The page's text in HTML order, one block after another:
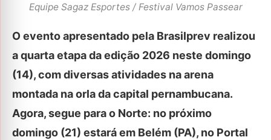
Equipe Sagaz Esportes / Festival Vamos Passear
O evento apresentado pela Brasilprev realizou
a quarta etapa da edição 2026 neste domingo
(14), com diversas atividades na arena
montada na orla da capital pernambucana.
Agora, segue para o Norte: no próximo
domingo (21) estará em Belém (PA), no Portal